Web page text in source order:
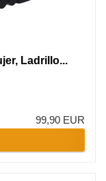
Ladrillo...
99,90 EUR